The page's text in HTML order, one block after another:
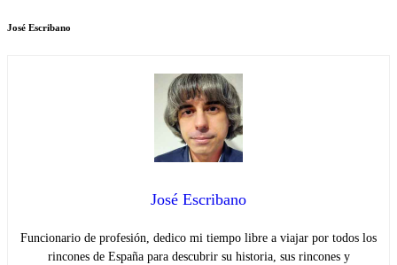
José Escribano
José Escribano
Funcionario de profesión, dedico mi tiempo libre a viajar por todos los
rincones de España para descubrir su historia, sus rincones y